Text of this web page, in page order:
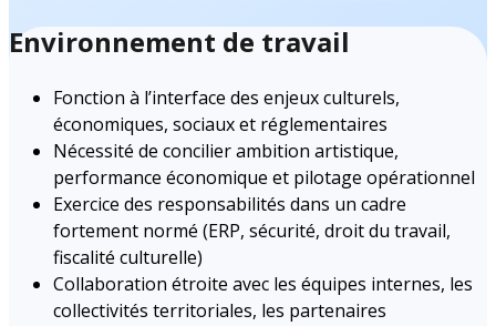
Environnement de travail
Fonction à l’interface des enjeux culturels,
économiques, sociaux et réglementaires
Nécessité de concilier ambition artistique,
performance économique et pilotage opérationnel
Exercice des responsabilités dans un cadre
fortement normé (ERP, sécurité, droit du travail,
fiscalité culturelle)
Collaboration étroite avec les équipes internes, les
collectivités territoriales, les partenaires